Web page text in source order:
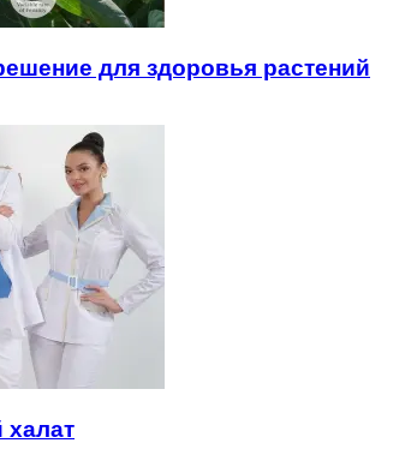
для здоровья растений
халат